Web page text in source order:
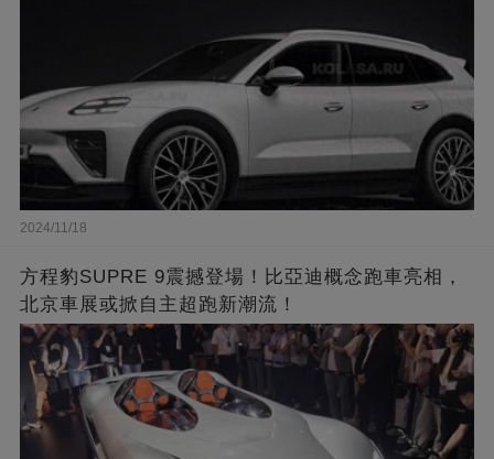
2024/11/18
方程豹SUPRE 9震撼登場！比亞迪概念跑車亮相，
北京車展或掀自主超跑新潮流！